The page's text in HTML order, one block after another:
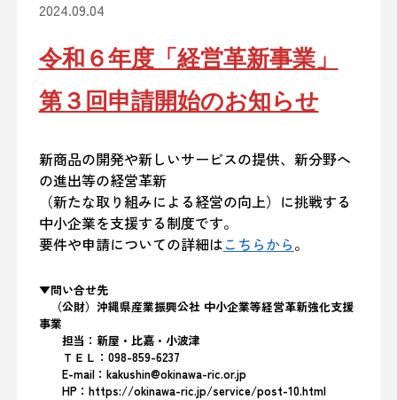
2024.09.04
令和６年度「経営革新事業」
第３回申請開始のお知らせ
新商品の開発や新しいサービスの提供、新分野へ
の進出等の経営革新
（新たな取り組みによる経営の向上）に挑戦する
中小企業を支援する制度です。
要件や申請についての詳細はこちらから。
▼問い合せ先
（公財）沖縄県産業振興公社 中小企業等経営革新強化支援
事業
担当：新屋・比嘉・小波津
ＴＥＬ：098-859-6237
E-mail：kakushin@okinawa-ric.or.jp
HP：https://okinawa-ric.jp/service/post-10.html